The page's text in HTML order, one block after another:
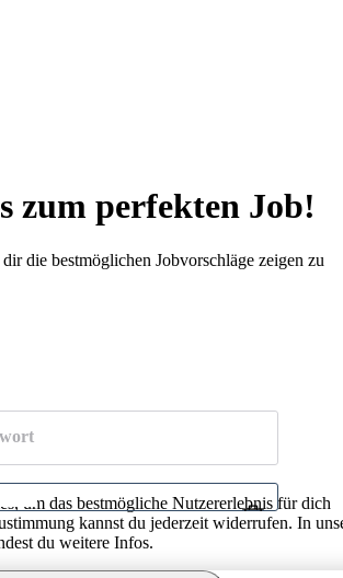
zum perfekten Job!
die bestmöglichen Jobvorschläge zeigen zu
um das bestmögliche Nutzererlebnis für dich
kannst du jederzeit widerrufen. In
du weitere Infos.